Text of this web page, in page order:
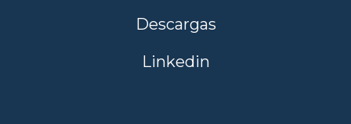
Descargas
Linkedin